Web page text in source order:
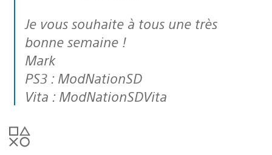
Je vous souhaite à tous une très
bonne semaine !
Mark
PS3 : ModNationSD
Vita : ModNationSDVita